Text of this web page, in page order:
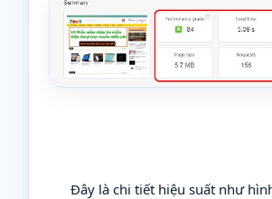
Đây là chi tiết hiệu suất như